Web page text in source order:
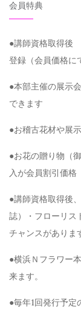
会員特典
●講師資格取得後
登録（会員価格に
●本部主催の展示
できます
●お稽古花材や展
●お花の贈り物（
入が会員割引価格
●講師資格取得後
誌）・フローリス
チャンスがありま
●横浜Ｎフラワー
来ます。
●毎年1回発行予定